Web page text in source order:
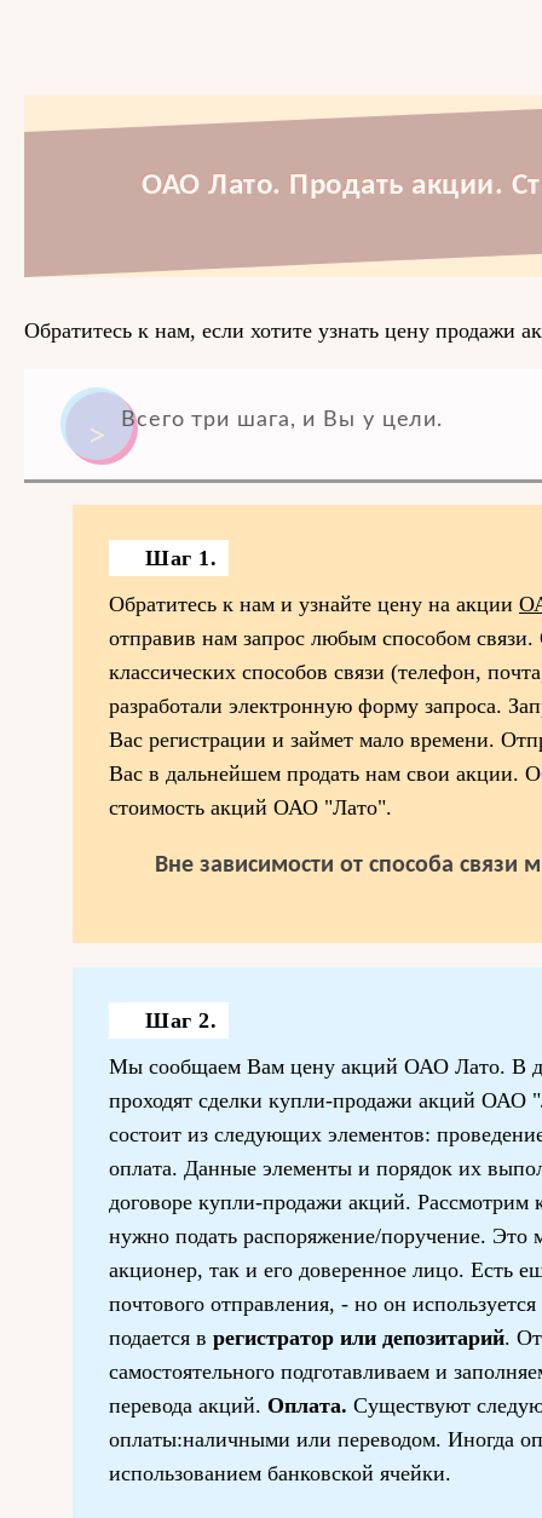
ОАО Лато. Продать акции.
Обратитесь к нам, если хотите узнать цену продажи
Всего три шага, и Вы у цели.
Шаг 1.
Обратитесь к нам и узнайте цену на акции
отправив нам запрос любым способом
классических способов связи (телефон,
разработали электронную форму запроса.
Вас регистрации и займет мало времени.
Вас в дальнейшем продать нам свои акции.
стоимость акций ОАО "Лато".
Вне зависимости от способа связи
Шаг 2.
Мы сообщаем Вам цену акций ОАО Лато. В
проходят сделки купли-продажи акций ОАО
состоит из следующих элементов:
оплата. Данные элементы и порядок их
договоре купли-продажи акций. Рассмотрим
нужно подать распоряжение/поручение. Это
акционер, так и его доверенное лицо. Есть
почтового отправления, - но он
подается в регистратор или депозитарий.
самостоятельного подготавливаем и
перевода акций. Оплата. Существуют
оплаты:наличными или переводом. Иногда
использованием банковской ячейки.